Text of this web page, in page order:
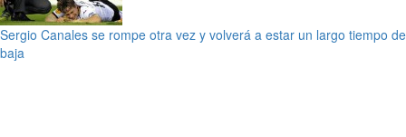
Sergio Canales se rompe otra vez y volverá a estar un largo tiempo de
baja